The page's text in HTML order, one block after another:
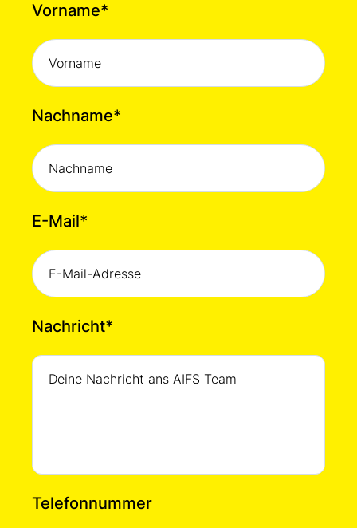
Vorname*
Nachname*
E-Mail*
Nachricht*
Telefonnummer